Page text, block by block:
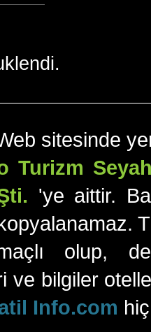
sitesinde
Turizm
'ye aittir.
olup,
ve bilgiler
Info.com